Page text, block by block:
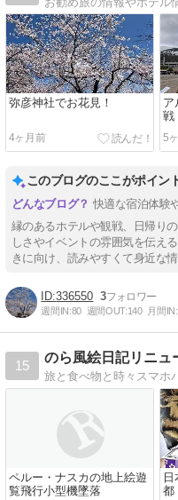
弥彦神社でお花見！
4ヶ月前
ア
戦
5
このブログのここがポイン
快適な宿泊体験
縁のあるホテルや観戦、日帰り
しさやイベントの雰囲気を伝え
きに向け、読みやすくて身近な
336550 3
週間IN:80 週間OUT:140 月間IN:
15
のら風絵日記リニュ
旅と食べ物と時々スマホ
ペルー・ナスカの地上絵遊
覧飛行小型機墜落
都